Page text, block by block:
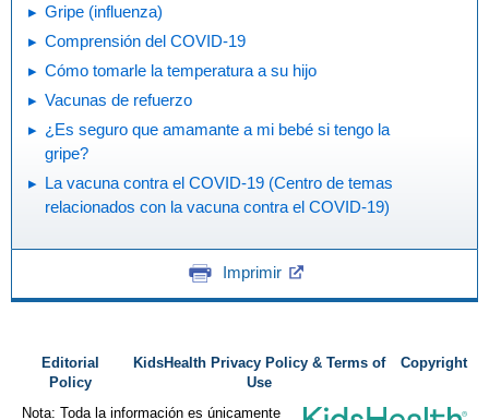
Gripe (influenza)
Comprensión del COVID-19
Cómo tomarle la temperatura a su hijo
Vacunas de refuerzo
¿Es seguro que amamante a mi bebé si tengo la
gripe?
La vacuna contra el COVID-19 (Centro de temas
relacionados con la vacuna contra el COVID-19)
Imprimir
Editorial
Policy
KidsHealth Privacy Policy & Terms of
Use
Copyright
Nota: Toda la información es únicamente